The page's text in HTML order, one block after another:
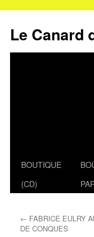
Le Canard
Aller
BOUTIQUE
(CD)
← FABRICE EULRY
DE CONQUES